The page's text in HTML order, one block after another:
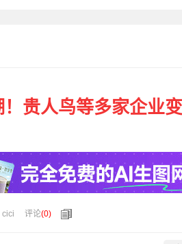
！贵人鸟等多家企业
评论(0)